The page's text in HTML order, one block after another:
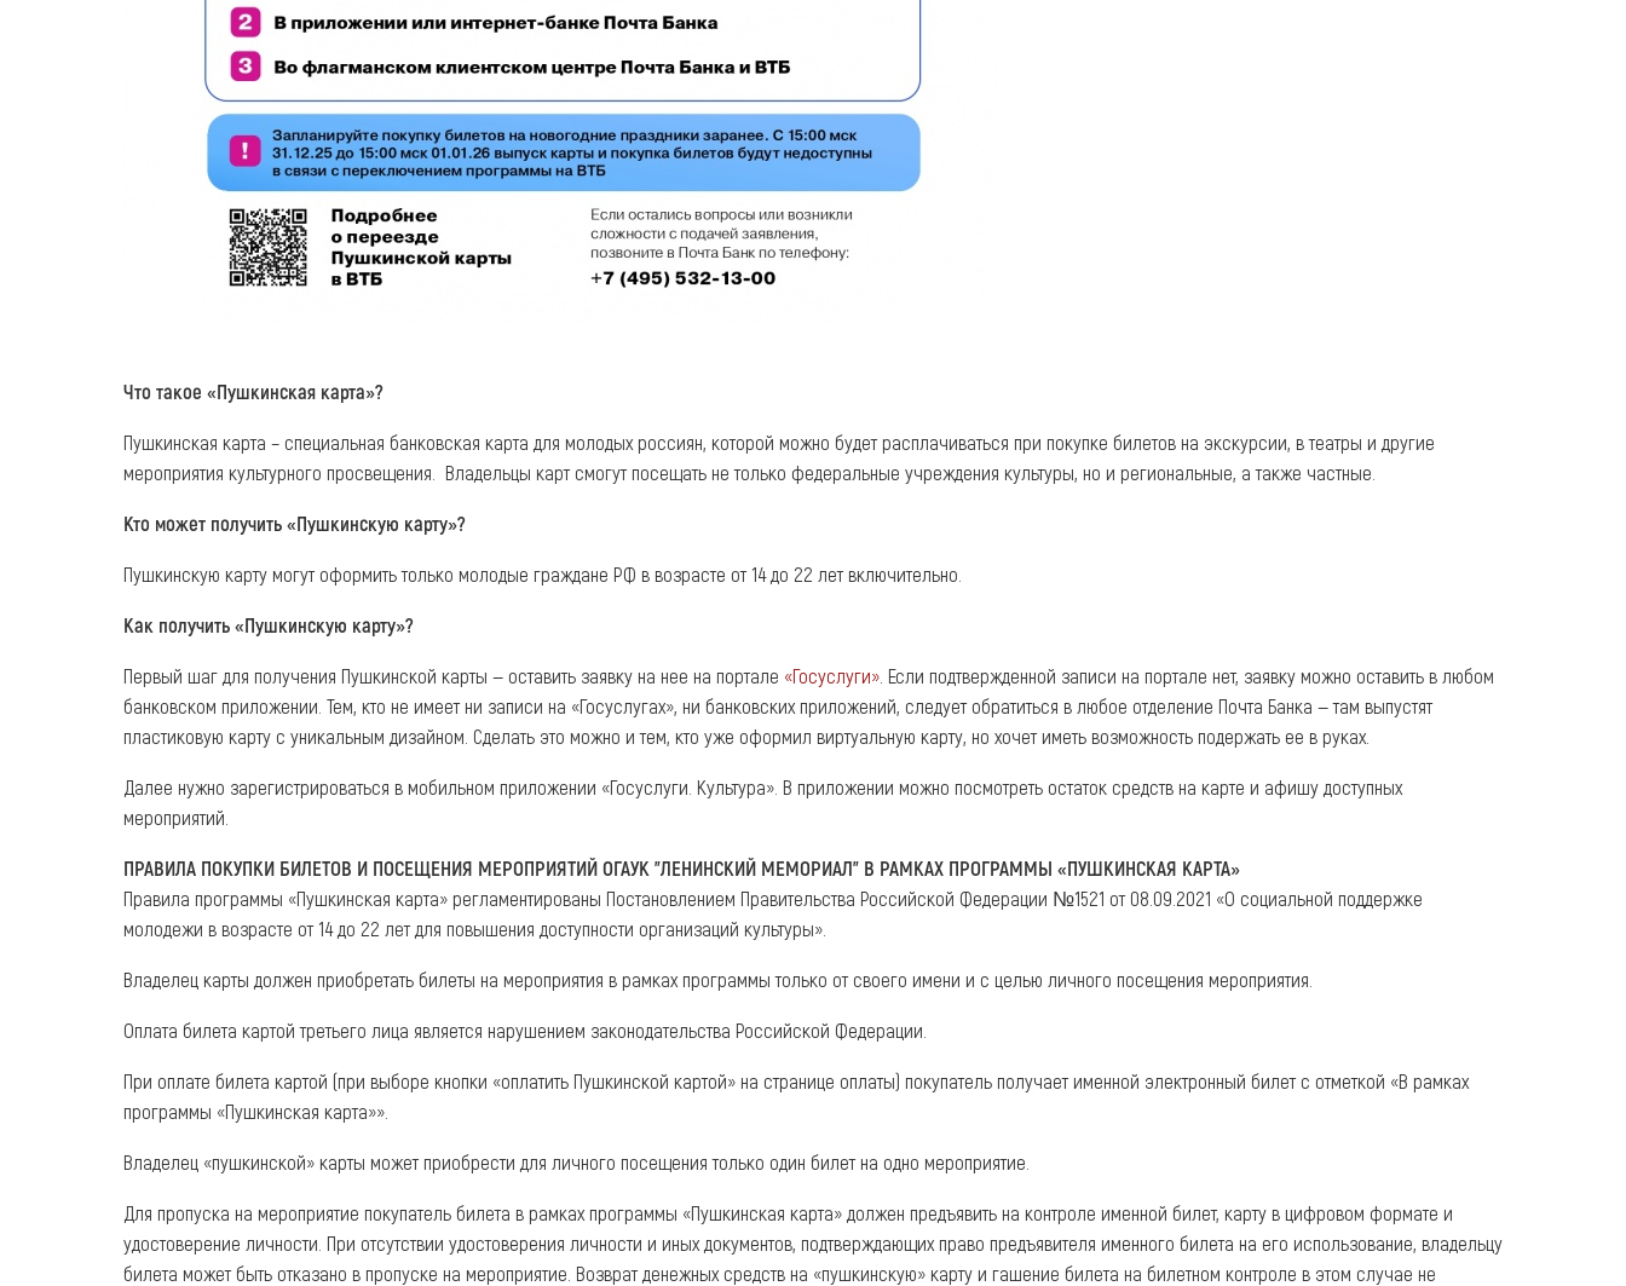
Что такое «Пушкинская карта»?
Пушкинская карта – специальная банковская карта для молодых россиян, которой можно будет расплачиваться при покупке билетов на экскурсии, в театры и другие
мероприятия культурного просвещения. Владельцы карт смогут посещать не только федеральные учреждения культуры, но и региональные, а также частные.
Кто может получить «Пушкинскую карту»?
Пушкинскую карту могут оформить только молодые граждане РФ в возрасте от 14 до 22 лет включительно.
Как получить «Пушкинскую карту»?
Первый шаг для получения Пушкинской карты — оставить заявку на нее на портале «Госуслуги» . Если подтвержденной записи на портале нет, заявку можно оставить в любом
банковском приложении. Тем, кто не имеет ни записи на «Госуслугах», ни банковских приложений, следует обратиться в любое отделение Почта Банка — там выпустят
пластиковую карту с уникальным дизайном. Сделать это можно и тем, кто уже оформил виртуальную карту, но хочет иметь возможность подержать ее в руках.
Далее нужно зарегистрироваться в мобильном приложении «Госуслуги. Культура». В приложении можно посмотреть остаток средств на карте и афишу доступных
мероприятий.
ПРАВИЛА ПОКУПКИ БИЛЕТОВ И ПОСЕЩЕНИЯ МЕРОПРИЯТИЙ ОГАУК "ЛЕНИНСКИЙ МЕМОРИАЛ" В РАМКАХ ПРОГРАММЫ «ПУШКИНСКАЯ КАРТА»
Правила программы «Пушкинская карта» регламентированы Постановлением Правительства Российской Федерации №1521 от 08.09.2021 «О социальной поддержке
молодежи в возрасте от 14 до 22 лет для повышения доступности организаций культуры».
Владелец карты должен приобретать билеты на мероприятия в рамках программы только от своего имени и с целью личного посещения мероприятия.
Оплата билета картой третьего лица является нарушением законодательства Российской Федерации.
При оплате билета картой (при выборе кнопки «оплатить Пушкинской картой» на странице оплаты) покупатель получает именной электронный билет с отметкой «В рамках
программы «Пушкинская карта»».
Владелец «пушкинской» карты может приобрести для личного посещения только один билет на одно мероприятие.
Для пропуска на мероприятие покупатель билета в рамках программы «Пушкинская карта» должен предъявить на контроле именной билет, карту в цифровом формате и
удостоверение личности. При отсутствии удостоверения личности и иных документов, подтверждающих право предъявителя именного билета на его использование, владельцу
билета может быть отказано в пропуске на мероприятие. Возврат денежных средств на «пушкинскую» карту и гашение билета на билетном контроле в этом случае не